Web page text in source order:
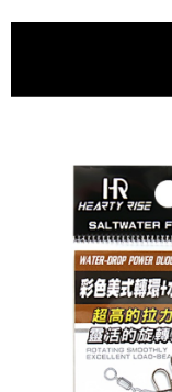
3.實際核准額度、可分
4.訂單成立30分鐘內，
消。如遇「轉專審核」
法說明評估內容。
2.透過簡訊連結打開帳
帳／街口支付／iPASS
【注意事項】
1.本服務係由「台灣大
用戶於交易時，得透過
買賣價金債權讓與本公
2.基於同意付款使用「
資料（包含姓名、電話
由本公司與您本人進行
3.完整用戶服務條款，請
AFTEE先享後付是「在
３．安心：先確認商品
結帳頁面，進行簡訊認
２．訂單成立數日內，
３．收到繳費通知簡訊
ATM／網路銀行／等多
※ 請注意：結帳手續完
購買商品的店家。未經
後付繳納相關費用。
※ 交易是否成功請以「
是否繳費成功／繳費後
客戶支援中心」https://
ATM付款
每筆NT$60，滿
付款後全家取貨
每筆NT$60，滿
7-11取貨付款
每筆NT$60，滿
付款後7-11取貨